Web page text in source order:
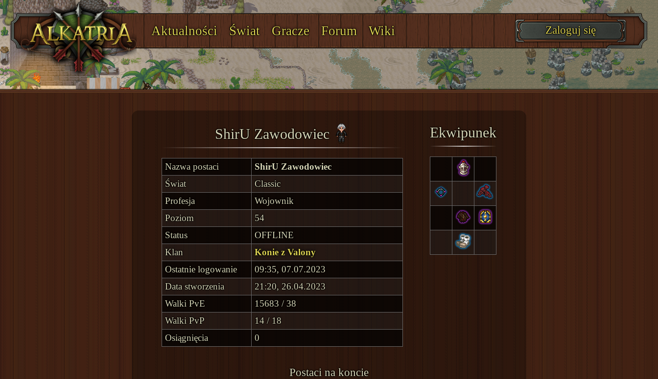
Aktualności Świat Gracze Forum Wiki Zaloguj się
ShirU Zawodowiec
Nazwa postaci
ShirU Zawodowiec
Świat
Classic
Profesja
Wojownik
Poziom
54
Status
OFFLINE
Klan
Konie z Valony
Ostatnie logowanie
09:35, 07.07.2023
Data stworzenia
21:20, 26.04.2023
Walki PvE
15683 / 38
Walki PvP
14 / 18
Osiągnięcia
0
Ekwipunek
Postaci na koncie